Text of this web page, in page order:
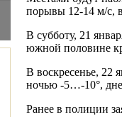
порывы 12-14 м/с,
В субботу, 21
южной половине
В воскресенье, 22
ночью -5…-10°,
Ранее в полиции